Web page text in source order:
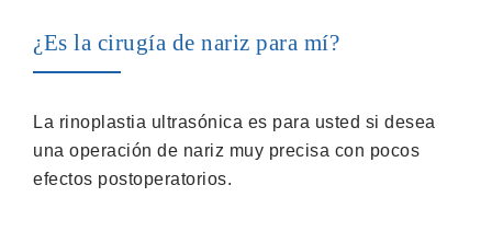
¿Es la cirugía de nariz para mí?
La rinoplastia ultrasónica es para usted si desea
una operación de nariz muy precisa con pocos
efectos postoperatorios.